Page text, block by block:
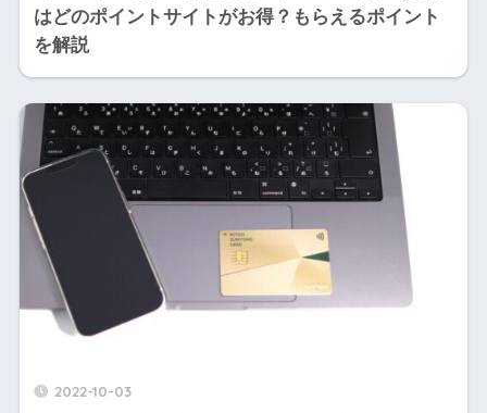
はどのポイントサイトがお得？もらえるポイント
を解説
2022-10-03